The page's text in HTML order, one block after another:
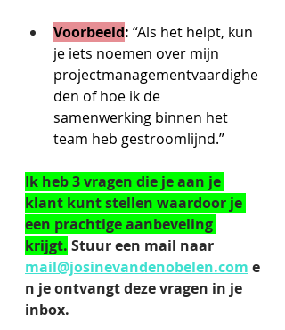
Voorbeeld: “Als het helpt, kun
je iets noemen over mijn
projectmanagementvaardighe
den of hoe ik de
samenwerking binnen het
team heb gestroomlijnd.”
Ik heb 3 vragen die je aan je
klant kunt stellen waardoor je
een prachtige aanbeveling
krijgt. Stuur een mail naar
mail@josinevandenobelen.com e
n je ontvangt deze vragen in je
inbox.